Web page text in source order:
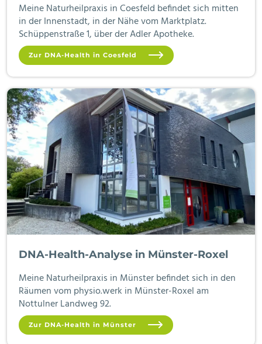
Meine Naturheilpraxis in Coesfeld befindet sich mitten
in der Innenstadt, in der Nähe vom Marktplatz.
Schüppenstraße 1, über der Adler Apotheke.
Zur DNA-Health in Coesfeld
DNA-Health-Analyse in Münster-Roxel
Meine Naturheilpraxis in Münster befindet sich in den
Räumen vom physio.werk in Münster-Roxel am
Nottulner Landweg 92.
Zur DNA-Health in Münster